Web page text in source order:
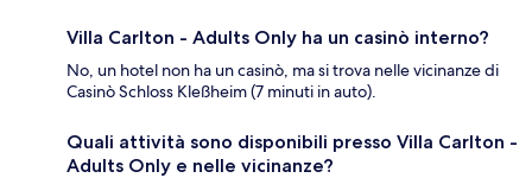
Villa Carlton - Adults Only ha un casinò interno?
No, un hotel non ha un casinò, ma si trova nelle vicinanze di
Casinò Schloss Kleßheim (7 minuti in auto).
Quali attività sono disponibili presso Villa Carlton -
Adults Only e nelle vicinanze?